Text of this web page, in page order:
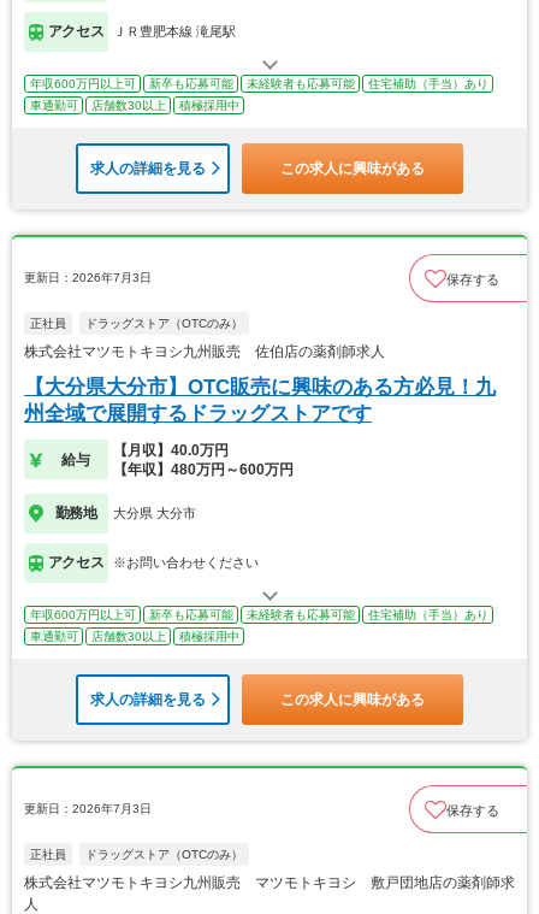
アクセス ＪＲ豊肥本線 滝尾駅
年収600万円以上可 新卒も応募可能 未経験者も応募可能
住宅補助（手当）あり
車通勤可
店舗数30以上 積極採用中
求人の詳細を見る この求人に興味がある
更新日：2026年7月3日 保存する
正社員 ドラッグストア（OTCのみ）
株式会社マツモトキヨシ九州販売 佐伯店の薬剤師求人
【大分県大分市】OTC販売に興味のある方必見！九
州全域で展開するドラッグストアです
給与
【月収】40.0万円
【年収】480万円～600万円
勤務地 大分県 大分市
アクセス ※お問い合わせください
年収600万円以上可 新卒も応募可能 未経験者も応募可能
住宅補助（手当）あり
車通勤可
店舗数30以上 積極採用中
求人の詳細を見る この求人に興味がある
更新日：2026年7月3日 保存する
正社員 ドラッグストア（OTCのみ）
株式会社マツモトキヨシ九州販売 マツモトキヨシ 敷戸団地店の薬剤師求
人